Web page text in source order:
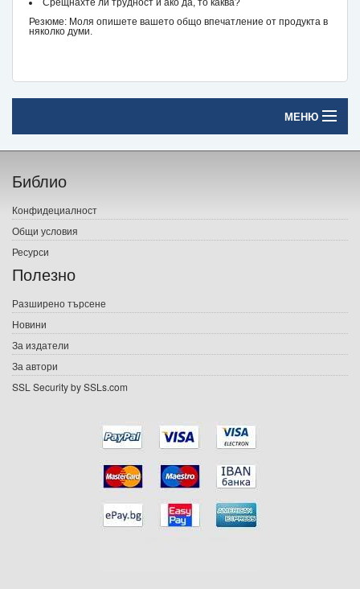
Резюме: Моля опишете вашето общо впечатление от продукта в
няколко думи.
МЕНЮ
Начало
Печатни книги
Електронни книги
Е-списания
Подаръци
Ваучери
Библио
Конфидециалност
Общи условия
Ресурси
Полезно
Разширено търсене
Новини
За издатели
За автори
SSL Security by SSLs.com